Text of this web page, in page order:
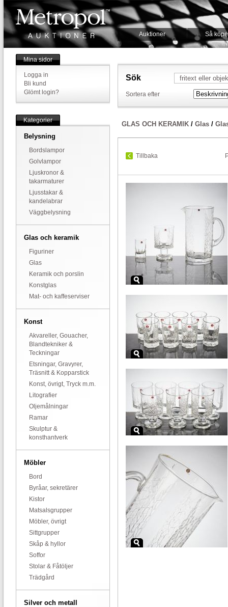
Auktioner Så
Mina sidor
Logga in
Bli kund
Glömt login?
Kategorier
Belysning
Bordslampor
Golvlampor
Ljuskronor &
takarmaturer
Ljusstakar &
kandelabrar
Väggbelysning
Glas och keramik
Figuriner
Glas
Keramik och porslin
Konstglas
Mat- och kaffeserviser
Konst
Akvareller, Gouacher,
Blandtekniker &
Teckningar
Etsningar, Gravyrer,
Träsnitt & Kopparstick
Konst, övrigt, Tryck m.m.
Litografier
Oljemålningar
Ramar
Skulptur &
konsthantverk
Möbler
Bord
Byråar, sekretärer
Kistor
Matsalsgrupper
Möbler, övrigt
Sittgrupper
Skåp & hyllor
Soffor
Stolar & Fåtöljer
Trädgård
Silver och metall
Sök
Sortera efter
GLAS OCH KERAMIK / Glas /
Tillbaka